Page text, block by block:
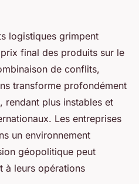
logistiques grimpent
final des produits sur le
de conflits,
transforme profondément
rendant plus instables et
Les entreprises
un environnement
géopolitique peut
à leurs opérations